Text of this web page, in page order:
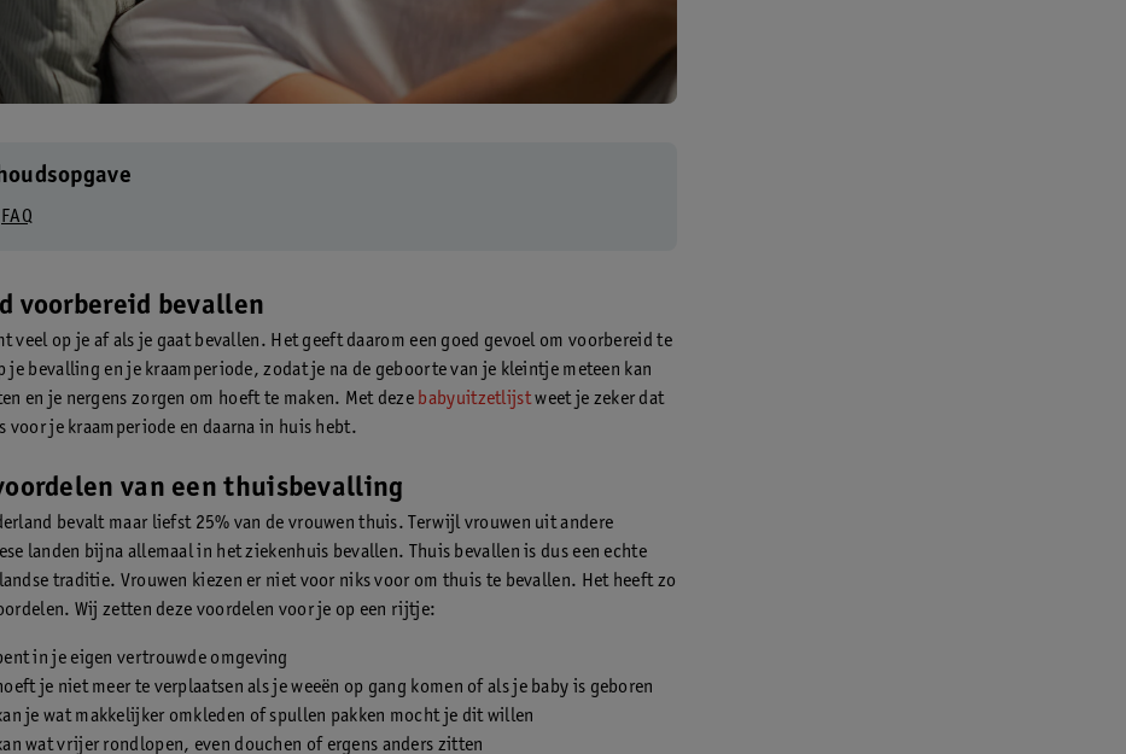
FAQ
voorbereid bevallen
veel op je af als je gaat bevallen. Het geeft daarom een goed gevoel om voorbereid te
je bevalling en je kraamperiode, zodat je na de geboorte van je kleintje meteen kan
en je nergens zorgen om hoeft te maken. Met deze babyuitzetlijstweet je zeker dat
voor je kraamperiode en daarna in huis hebt.
van een thuisbevalling
bevalt maar liefst 25% van de vrouwen thuis. Terwijl vrouwen uit andere
landen bijna allemaal in het ziekenhuis bevallen. Thuis bevallen is dus een echte
traditie. Vrouwen kiezen er niet voor niks voor om thuis te bevallen. Het heeft zo
Wij zetten deze voordelen voor je op een rijtje:
in je eigen vertrouwde omgeving
je niet meer te verplaatsen als je weeën op gang komen of als je baby is geboren
je wat makkelijker omkleden of spullen pakken mocht je dit willen
wat vrijer rondlopen, even douchen of ergens anders zitten